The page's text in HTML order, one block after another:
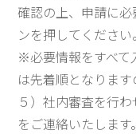
確認の上、申請に
ンを押してください。
※必要情報をすべて
は先着順となります
５）社内審査を行
をご連絡いたします。